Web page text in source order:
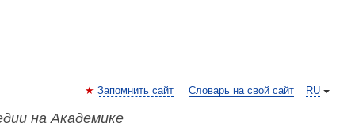
RU
Запомнить сайт Словарь на свой сайт
на Академике